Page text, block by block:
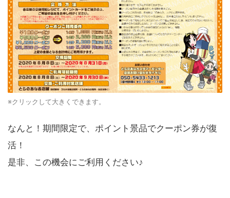
※クリックして大きくできます。
なんと！期間限定で、ポイント景品でクーポン券が復
活！
是非、この機会にご利用ください♪